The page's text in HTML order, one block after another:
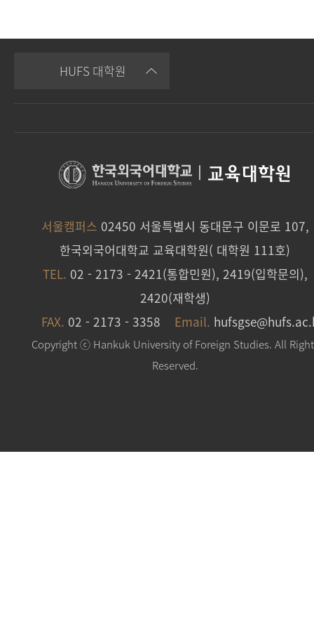
HUFS 대학원
교육대학원
서울캠퍼스 02450 서울특별시 동대문구 이문로 107,
한국외국어대학교 교육대학원( 대학원 111호)
TEL. 02 - 2173 - 2421(통합민원), 2419(입학문의),
2420(재학생)
FAX. 02 - 2173 - 3358 Email.
Copyright ⓒ Hankuk University of Foreign Studies. All
Reserved.